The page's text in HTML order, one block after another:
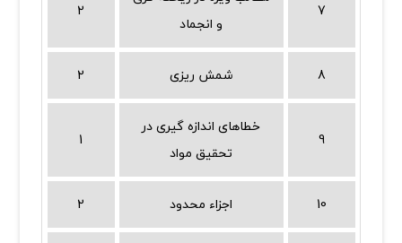
7
و انجماد
2
8 شمش ریزی 2
9
خطاهای اندازه گیری در
تحقیق مواد
1
10 اجزاء محدود 2